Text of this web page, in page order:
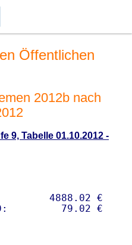
Öffentlichen
2012b nach
9, Tabelle 01.10.2012 -
4888.02 €